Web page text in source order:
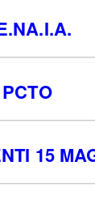
PCTO
15